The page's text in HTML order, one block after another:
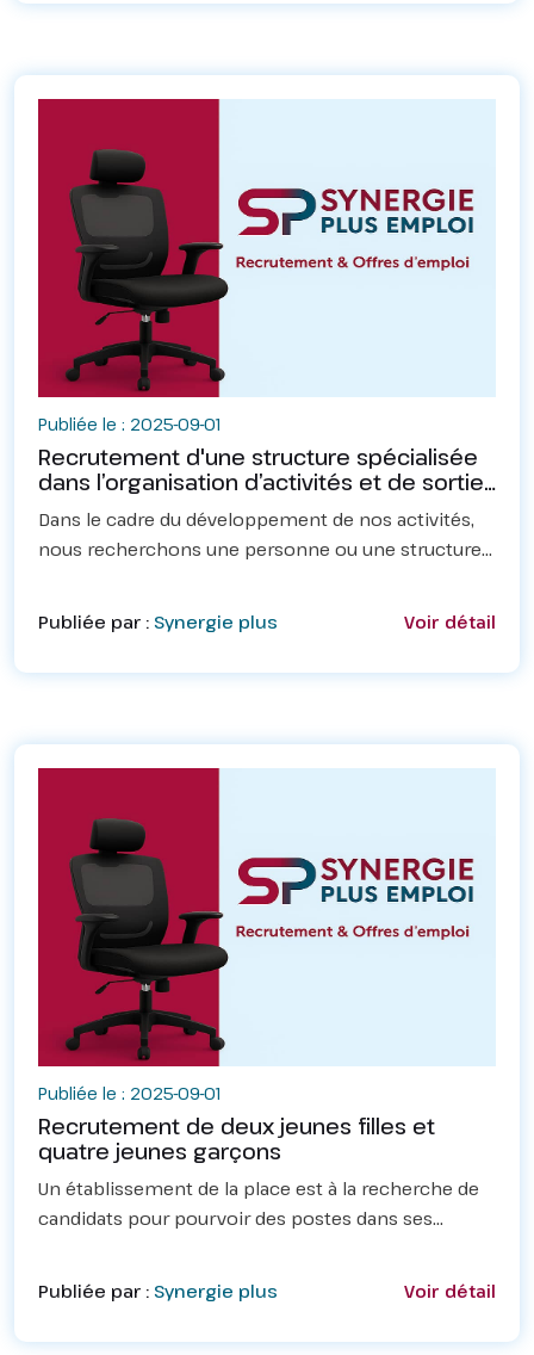
Publiée le : 2025-09-01
Recrutement d'une structure spécialisée
dans l’organisation d’activités et de sorties
récréatives
Dans le cadre du développement de nos activités,
nous recherchons une personne ou une structure
sorties récréatives pour collaborer avec nous.Profil
Publiée par : Synergie plus Voir détail
Publiée le : 2025-09-01
Recrutement de deux jeunes filles et
quatre jeunes garçons
Un établissement de la place est à la recherche de
candidats pour pourvoir des postes dans ses
20 et 25 ans pour un poste de secrétariat. Les
Publiée par : Synergie plus Voir détail